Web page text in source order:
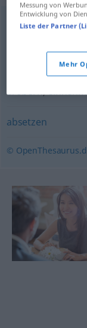
einführen,
erobern,
absetzen
©
Messung von
Entwicklung von
Liste der Partner
Mehr